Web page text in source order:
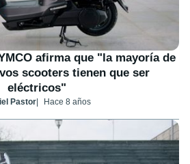
afirma que "la mayoría de
scooters tienen que ser
eléctricos"
Pastor Hace 8 años